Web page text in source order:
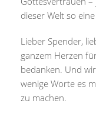
dieser Welt so
Lieber Spender,
ganzem Herzen
bedanken. Und
wenige Worte es
zu machen.